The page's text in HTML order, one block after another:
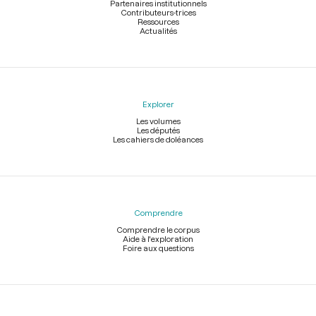
Partenaires institutionnels
Contributeurs-trices
Ressources
Actualités
Explorer
Les volumes
Les députés
Les cahiers de doléances
Comprendre
Comprendre le corpus
Aide à l'exploration
Foire aux questions